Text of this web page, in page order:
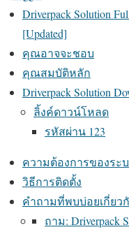
Driverpack Solution
[Updated]
คุณอาจจะชอบ
คุณสมบัติหลัก
Driverpack Solution
ลิ้งค์ดาวน์โหลด
รหัสผ่าน 123
ความต้องการของระ
วิธีการติดตั้ง
คำถามที่พบบ่อยเกี่ยวกั
ถาม: Driverpack